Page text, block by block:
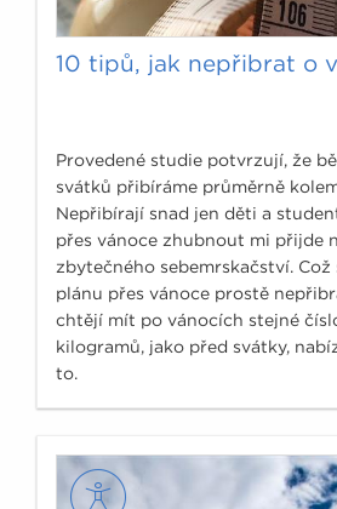
10 tipů, jak nepřibrat o
Provedené studie potvrzují, že
svátků přibíráme průměrně
Nepřibírají snad jen děti a
přes vánoce zhubnout mi přijde
zbytečného sebemrskačství.
plánu přes vánoce prostě
chtějí mít po vánocích stejné
kilogramů, jako před svátky,
to.